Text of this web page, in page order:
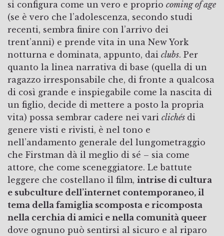
si configura come un vero e proprio coming of age
(se è vero che l’adolescenza, secondo studi
recenti, sembra finire con l’arrivo dei
trent’anni) e prende vita in una New York
notturna e dominata, appunto, dai clubs. Per
quanto la linea narrativa di base (quella di un
ragazzo irresponsabile che, di fronte a qualcosa
di così grande e inspiegabile come la nascita di
un figlio, decide di mettere a posto la propria
vita) possa sembrar cadere nei vari clichés di
genere visti e rivisti, è nel tono e
nell’andamento generale del lungometraggio
che Firstman dà il meglio di sé – sia come
attore, che come sceneggiatore. Le battute
leggere che costellano il film, intrise di cultura
e subculture dell’internet contemporaneo, il
tema della famiglia scomposta e ricomposta
nella cerchia di amici e nella comunità queer
dove ognuno può sentirsi al sicuro e al riparo